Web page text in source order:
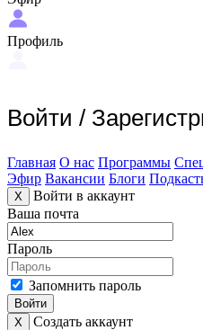
Профиль
Войти /
Главная О нас Программы
Эфир Вакансии Блоги
X
Войти в аккаунт
Ваша почта
Пароль
Запомнить пароль
Войти
X
Создать аккаунт